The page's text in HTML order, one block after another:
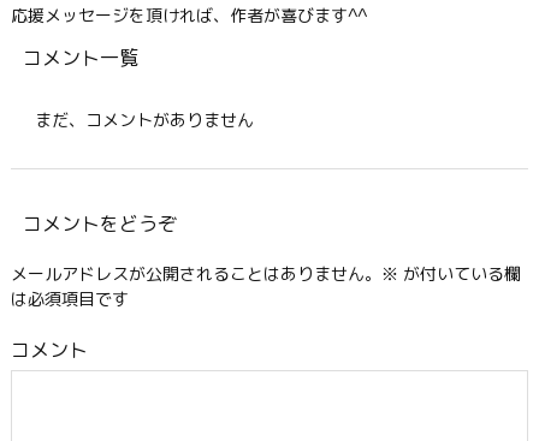
応援メッセージを頂ければ、作者が喜びます^^
コメント一覧
まだ、コメントがありません
コメントをどうぞ
メールアドレスが公開されることはありません。 ※ が付いている欄
は必須項目です
コメント